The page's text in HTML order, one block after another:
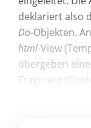
deklariert also
Do-Objekten.
html-View
übergeben
Fragment